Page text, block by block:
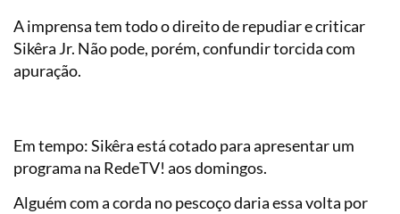
A imprensa tem todo o direito de repudiar e criticar
Sikêra Jr. Não pode, porém, confundir torcida com
apuração.
Em tempo: Sikêra está cotado para apresentar um
programa na RedeTV! aos domingos.
Alguém com a corda no pescoço daria essa volta por